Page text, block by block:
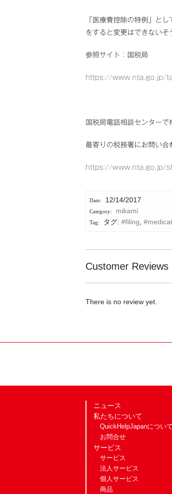
「医療費控除の特例」と
をすると変更はできないそ
参照サイト：国税局
https://www.nta.go.jp/
国税局電話相談センター
最寄りの税務署にお問い合
https://www.nta.go.jp/
12/14/2017
mikami
タグ: #filing,
Customer Reviews
There is no review yet.
ニュース
私たちについて
QuickHelpJapanについて
お問合せ
サービス
サービス
法人サービス
個人サービス
商品